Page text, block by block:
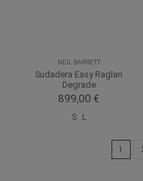
NEIL BARRETT
Sudadera Easy Raglan
Degrade
899,00 €
S L
1